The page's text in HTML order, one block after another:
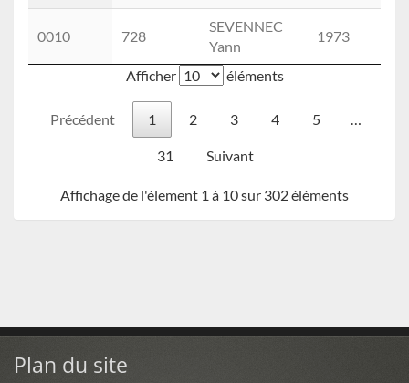
0010 728
SEVENNEC
Yann
1973
Afficher
éléments
Précédent 1 2 3 4 5 …
31 Suivant
Affichage de l'élement 1 à 10 sur 302 éléments
Plan du site